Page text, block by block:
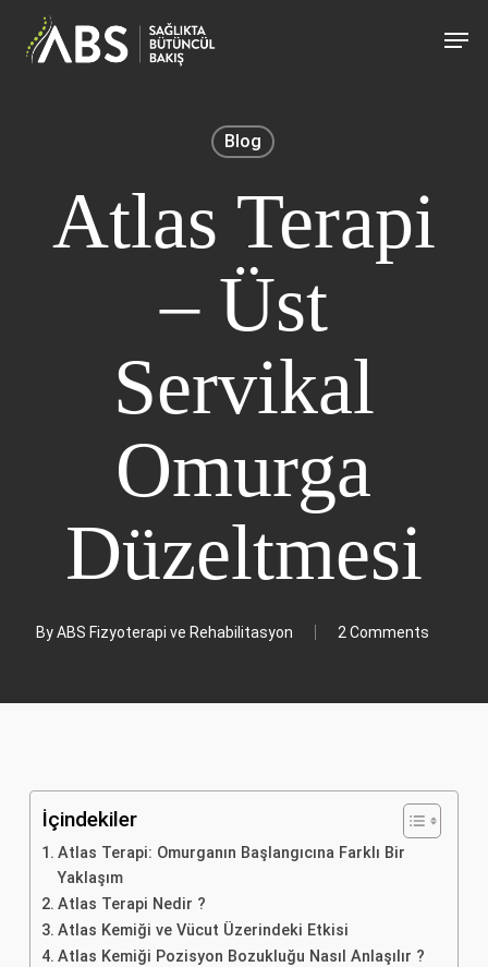
Blog
Atlas Terapi
– Üst
Servikal
Omurga
Düzeltmesi
By ABS Fizyoterapi ve Rehabilitasyon 2 Comments
İçindekiler
Atlas Terapi: Omurganın Başlangıcına Farklı Bir
Yaklaşım
Atlas Terapi Nedir ?
Atlas Kemiği ve Vücut Üzerindeki Etkisi
Atlas Kemiği Pozisyon Bozukluğu Nasıl Anlaşılır ?